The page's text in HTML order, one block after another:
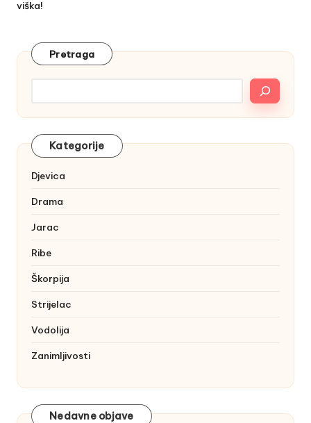
viška!
Pretraga
Kategorije
Djevica
Drama
Jarac
Ribe
Škorpija
Strijelac
Vodolija
Zanimljivosti
Nedavne objave